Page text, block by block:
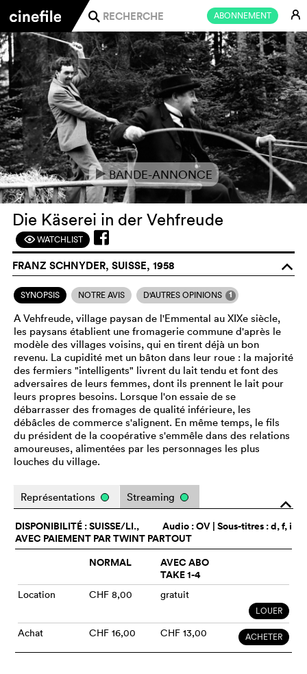
ABONNEMENT E
j
eBANDE-ANNONCE
Die Käserei in der Vehfreude
FWATCHLIST
FRANZ SCHNYDER, SUISSE, 1958 o
SYNOPSIS NOTRE AVIS D'AUTRES OPINIONS 1
A Vehfreude, village paysan de l'Emmental au XIXe siècle,
les paysans établient une fromagerie commune d'après le
modèle des villages voisins, qui en tirent déjà un bon
revenu. La cupidité met un bâton dans leur roue : la majorité
des fermiers "intelligents" livrent du lait tendu et font des
adversaires de leurs femmes, dont ils prennent le lait pour
leurs propres besoins. Lorsque l'on essaie de se
débarrasser des fromages de qualité inférieure, les
débâcles de commerce s'alignent. En même temps, le fils
du président de la coopérative s'emmêle dans des relations
amoureuses, alimentées par les personnages les plus
louches du village.
o
Représentations Streaming
Audio :OV | Sous-titres : d, f, i
DISPONIBILITÉ : SUISSE/LI.,
AVEC PAIEMENT PAR TWINT PARTOUT
NORMAL
AVEC ABO
TAKE 1-4
Location CHF 8,00 gratuit
LOUER
Achat CHF 16,00 CHF 13,00 ACHETER